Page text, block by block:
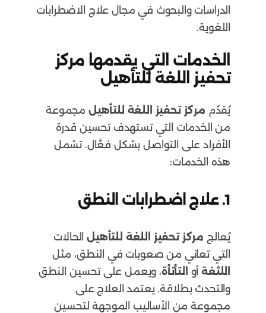
الدراسات والبحوث في مجال علاج الاضطرابات
اللغوية.
الخدمات التي يقدمها مركز
تحفيز اللغة للتأهيل
يُقدِّم مركز تحفيز اللغة للتأهيل مجموعة
من الخدمات التي تستهدف تحسين قدرة
الأفراد على التواصل بشكل فعَّال. تشمل
هذه الخدمات:
1. علاج اضطرابات النطق
يُعالج مركز تحفيز اللغة للتأهيلالحالات
التي تعاني من صعوبات في النطق، مثل
اللثغةأو التأتأة، ويعمل على تحسين النطق
والتحدث بطلاقة. يعتمد العلاج على
مجموعة من الأساليب الموجهة لتحسين